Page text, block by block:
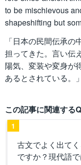
to be mischievous
shapeshifting but
「日本の民間伝承
担ってきた。言い伝
陽気、変装や変身が
あるとされている。」
この記事に関連する
古文でよく出て
ですか？現代語
1